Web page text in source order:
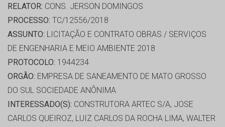
RELATOR: CONS. JERSON DOMINGOS
PROCESSO: TC/12556/2018
ASSUNTO: LICITAÇÃO E CONTRATO OBRAS / SERVIÇOS
DE ENGENHARIA E MEIO AMBIENTE 2018
PROTOCOLO: 1944234
ORGÃO: EMPRESA DE SANEAMENTO DE MATO GROSSO
DO SUL SOCIEDADE ANÔNIMA
INTERESSADO(S): CONSTRUTORA ARTEC S/A, JOSE
CARLOS QUEIROZ, LUIZ CARLOS DA ROCHA LIMA, WALTER